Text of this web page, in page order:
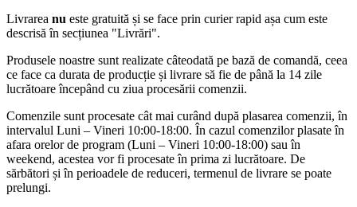
Livrarea nu este gratuită și se face prin curier rapid așa cum este
descrisă în secțiunea "Livrări".
Produsele noastre sunt realizate câteodată pe bază de comandă, ceea
ce face ca durata de producție și livrare să fie de până la 14 zile
lucrătoare începând cu ziua procesării comenzii.
Comenzile sunt procesate cât mai curând după plasarea comenzii, în
intervalul Luni – Vineri 10:00-18:00. În cazul comenzilor plasate în
afara orelor de program (Luni – Vineri 10:00-18:00) sau în
weekend, acestea vor fi procesate în prima zi lucrătoare. De
sărbători și în perioadele de reduceri, termenul de livrare se poate
prelungi.